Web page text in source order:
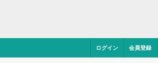
ログイン 会員登録